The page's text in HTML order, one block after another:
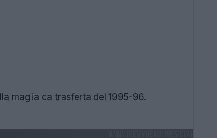
maglia da trasferta del 1995-96.